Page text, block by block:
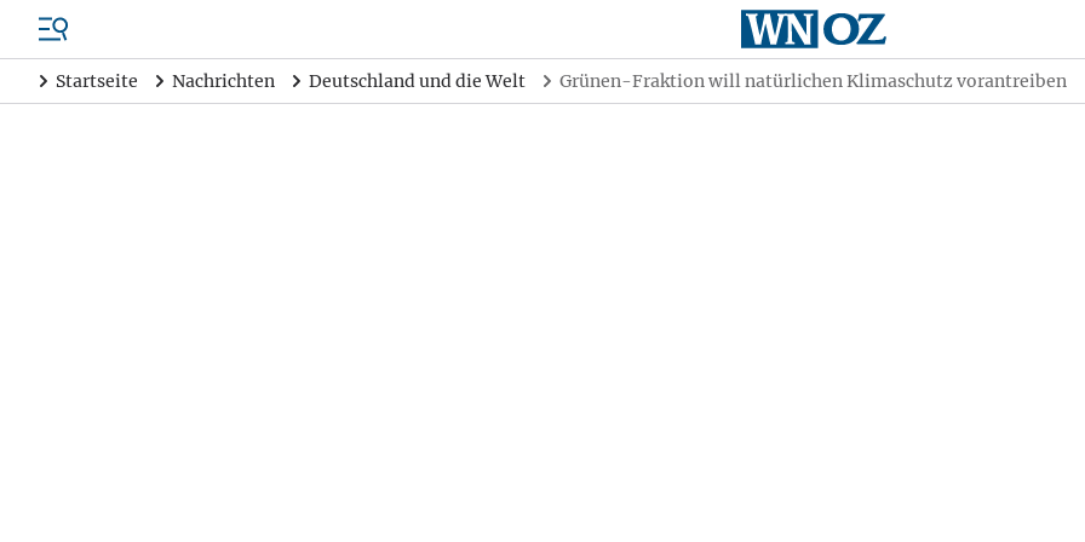
Startseite Nachrichten Deutschland und die Welt Grünen-Fraktion will natürlichen Klimaschutz vorantreiben